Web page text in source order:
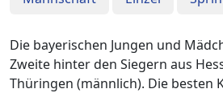
Die bayerischen Jungen und
Zweite hinter den Siegern aus
Thüringen (männlich). Die besten